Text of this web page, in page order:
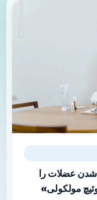
شدن عضلات را
مولکولی»